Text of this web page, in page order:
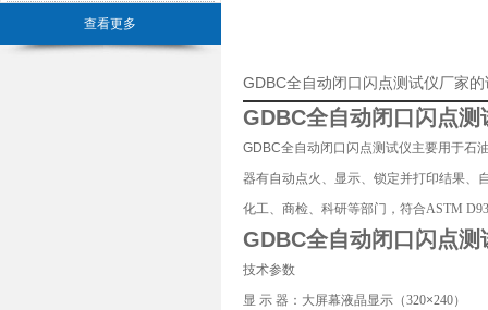
查看更多
GDBC全自动闭口闪点测试仪厂家
GDBC全自动闭口闪点测
GDBC全自动闭口闪点测试仪主要用于石
器有自动点火、显示、锁定并打印结果、
化工、商检、科研等部门，符合ASTM
GDBC全自动闭口闪点测
技术参数
显 示 器：大屏幕液晶显示（320×240）